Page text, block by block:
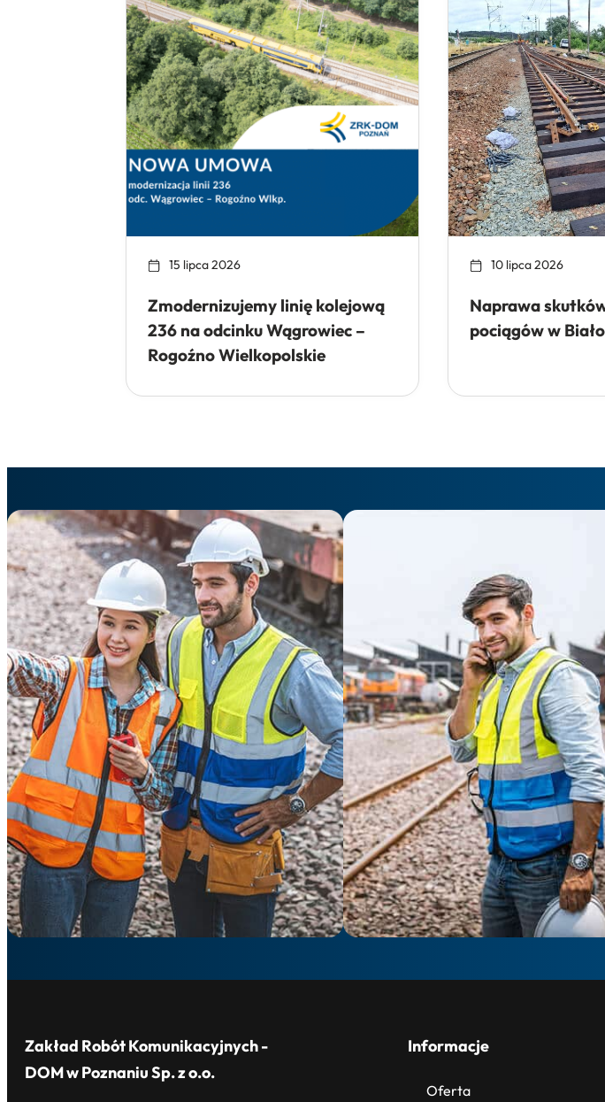
15 lipca 2026
Zmodernizujemy linię kolejową
236 na odcinku Wągrowiec –
Rogoźno Wielkopolskie
10 lipca 2026
Naprawa
pociągów w
Zakład Robót Komunikacyjnych -
DOM w Poznaniu Sp. z o.o.
Informacje
Oferta